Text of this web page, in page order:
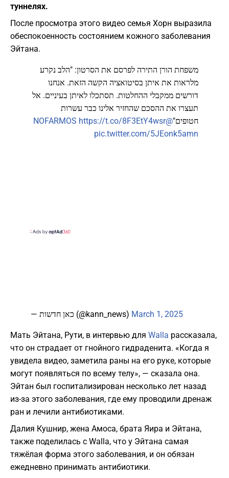
туннелях.
После просмотра этого видео семья Хорн выразила
обеспокоенность состоянием кожного заболевания
Эйтана.
משפחת הורן התירה לפרסם את הסרטון: "הלב נקרע
מלראות את איתן בסיטואציה הקשה הזאת. אנחנו
דורשים ממקבלי ההחלטות. תסתכלו לאיתן בעיניים. אל
תעצרו את ההסכם שהחזיר אלינו כבר עשרות
חטופים"@NOFARMOS
https://t.co/8F3EtY4wsr
pic.twitter.com/5JEonk5amn
— כאן חדשות (@kann_news) March 1, 2025
Мать Эйтана, Рути, в интервью для Walla рассказала,
что он страдает от гнойного гидраденита. «Когда я
увидела видео, заметила раны на его руке, которые
могут появляться по всему телу», — сказала она.
Эйтан был госпитализирован несколько лет назад
из-за этого заболевания, где ему проводили дренаж
ран и лечили антибиотиками.
Далия Кушнир, жена Амоса, брата Яира и Эйтана,
также поделилась с Walla, что у Эйтана самая
тяжёлая форма этого заболевания, и он обязан
ежедневно принимать антибиотики.